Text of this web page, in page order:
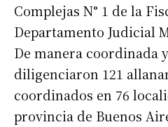
Complejas N° 1 de la
Departamento Judicial
De manera coordinada
diligenciaron 121
coordinados en 76
provincia de Buenos